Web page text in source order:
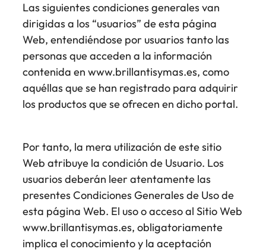
Las siguientes condiciones generales van
dirigidas a los “usuarios” de esta página
Web, entendiéndose por usuarios tanto las
personas que acceden a la información
contenida en www.brillantisymas.es, como
aquéllas que se han registrado para adquirir
los productos que se ofrecen en dicho portal.
Por tanto, la mera utilización de este sitio
Web atribuye la condición de Usuario. Los
usuarios deberán leer atentamente las
presentes Condiciones Generales de Uso de
esta página Web. El uso o acceso al Sitio Web
www.brillantisymas.es, obligatoriamente
implica el conocimiento y la aceptación